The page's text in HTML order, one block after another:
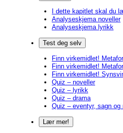
I dette kapitlet skal du
Analyseskjema noveller
Analyseskjema lyrikk
Test deg selv
Finn virkemidlet!
Finn virkemidlet!
Finn virkemidlet!
Quiz – noveller
Quiz – lyrikk
Quiz – drama
Quiz – eventyr, sagn og
Lær mer!